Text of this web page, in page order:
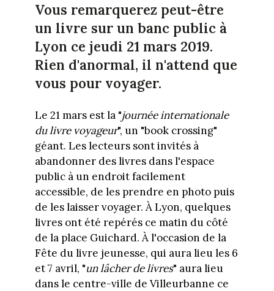
Vous remarquerez peut-être
un livre sur un banc public à
Lyon ce jeudi 21 mars 2019.
Rien d'anormal, il n'attend que
vous pour voyager.
Le 21 mars est la "journée internationale
du livre voyageur", un "book crossing"
géant. Les lecteurs sont invités à
abandonner des livres dans l'espace
public à un endroit facilement
accessible, de les prendre en photo puis
de les laisser voyager. À Lyon, quelques
livres ont été repérés ce matin du côté
de la place Guichard. À l'occasion de la
Fête du livre jeunesse, qui aura lieu les 6
et 7 avril, "un lâcher de livres" aura lieu
dans le centre-ville de Villeurbanne ce